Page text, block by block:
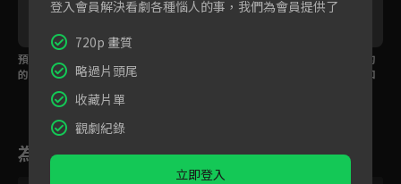
預告：不良高中生櫻遙
的英雄傳說
預告：我是風鈴高中的
櫻遙，記住我的長相和
為您推薦
登入會員解決看劇各種惱人的事，我們為會員提供了
720p 畫質
略過片頭尾
收藏片單
觀劇紀錄
立即登入